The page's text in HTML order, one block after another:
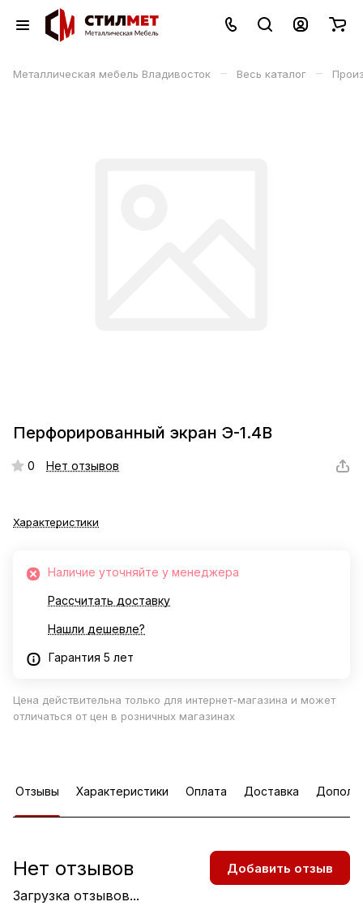
Металлическая мебель Владивосток – Весь каталог –
Перфорированный экран Э-1.4В
0 Нет отзывов
Характеристики
Наличие уточняйте у менеджера
Рассчитать доставку
Нашли дешевле?
Гарантия 5 лет
Цена действительна только для интернет-магазина и может
отличаться от цен в розничных магазинах
Отзывы Характеристики Оплата Доставка
Загрузка отзывов...
Нет отзывов Добавить отзыв